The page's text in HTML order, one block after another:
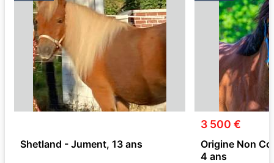
Shetland - Jument, 13 ans
3 500 €
Origine Non
4 ans